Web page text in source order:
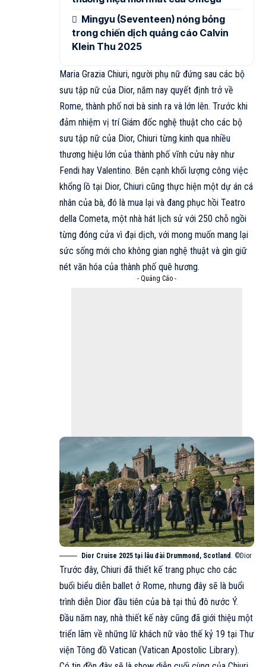
Mingyu (Seventeen) nóng bỏng
trong chiến dịch quảng cáo Calvin
Klein Thu 2025
Maria Grazia Chiuri, người phụ nữ đứng sau các bộ
sưu tập nữ của Dior, năm nay quyết định trở về
Rome, thành phố nơi bà sinh ra và lớn lên. Trước khi
đảm nhiệm vị trí Giám đốc nghệ thuật cho các bộ
sưu tập nữ của Dior, Chiuri từng kinh qua nhiều
thương hiệu lớn của thành phố vĩnh cửu này như
Fendi hay Valentino. Bên cạnh khối lượng công việc
khổng lồ tại Dior, Chiuri cũng thực hiện một dự án cá
nhân của bà, đó là mua lại và đang phục hồi Teatro
della Cometa, một nhà hát lịch sử với 250 chỗ ngồi
từng đóng cửa vì đại dịch, với mong muốn mang lại
sức sống mới cho không gian nghệ thuật và gìn giữ
nét văn hóa của thành phố quê hương.
- Quảng Cáo -
Dior Cruise 2025 tại lâu đài Drummond, Scotland . ©Dior
Trước đây, Chiuri đã thiết kế trang phục cho các
buổi biểu diễn ballet ở Rome, nhưng đây sẽ là buổi
trình diễn Dior đầu tiên của bà tại thủ đô nước Ý.
Đầu năm nay, nhà thiết kế này cũng đã giới thiệu một
triển lãm về những lữ khách nữ vào thế kỷ 19 tại Thư
viện Tông đồ Vatican (Vatican Apostolic Library).